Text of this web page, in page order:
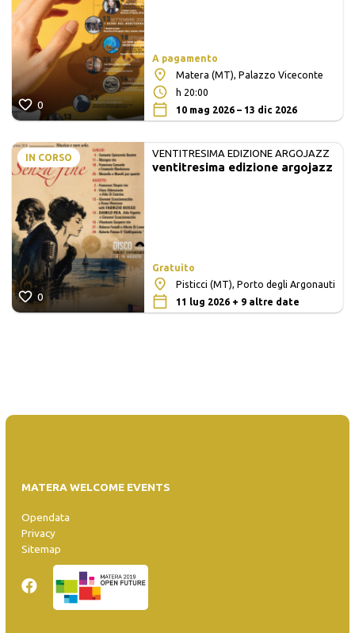
0
A pagamento
Matera (MT), Palazzo Viceconte
h 20:00
10 mag 2026 – 13 dic 2026
IN CORSO
0
VENTITRESIMA EDIZIONE ARGOJAZZ
ventitresima edizione argojazz
Gratuito
Pisticci (MT), Porto degli Argonauti
11 lug 2026 + 9 altre date
MATERA WELCOME EVENTS
Opendata
Privacy
Sitemap